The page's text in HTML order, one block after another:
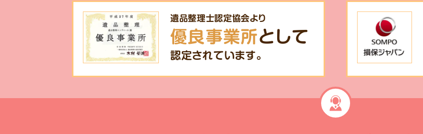
遺品整理士認定協会より
優良事業所として
認定されています。